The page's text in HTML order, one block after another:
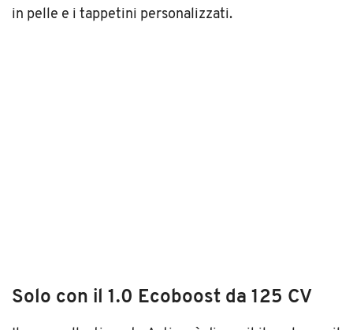
in pelle e i tappetini personalizzati.
Solo con il 1.0 Ecoboost da 125 CV